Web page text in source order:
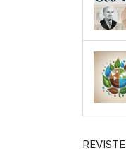
REVISTE